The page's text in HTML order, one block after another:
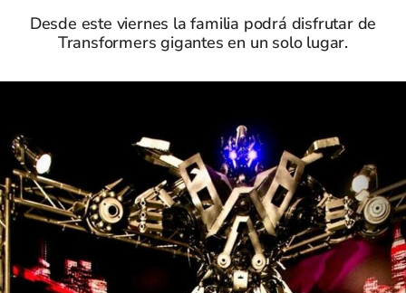
Desde este viernes la familia podrá disfrutar de
Transformers gigantes en un solo lugar.